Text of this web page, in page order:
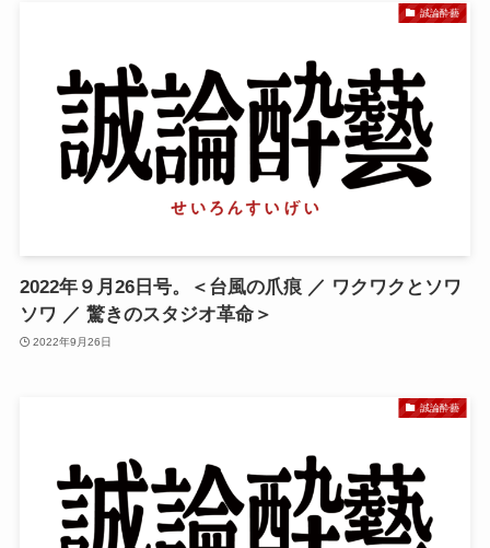
誠論酔藝
2022年９月26日号。＜台風の爪痕 ／ ワクワクとソワ
ソワ ／ 驚きのスタジオ革命＞
2022年9月26日
誠論酔藝